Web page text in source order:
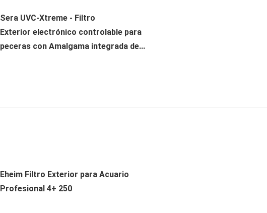
Sera UVC-Xtreme - Filtro
Exterior electrónico controlable para
peceras con Amalgama integrada de...
Eheim Filtro Exterior para Acuario
Profesional 4+ 250